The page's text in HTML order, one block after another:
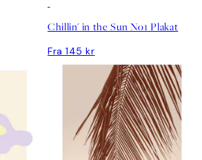
Chillin' in the Sun No1 Plakat
Fra 145 kr